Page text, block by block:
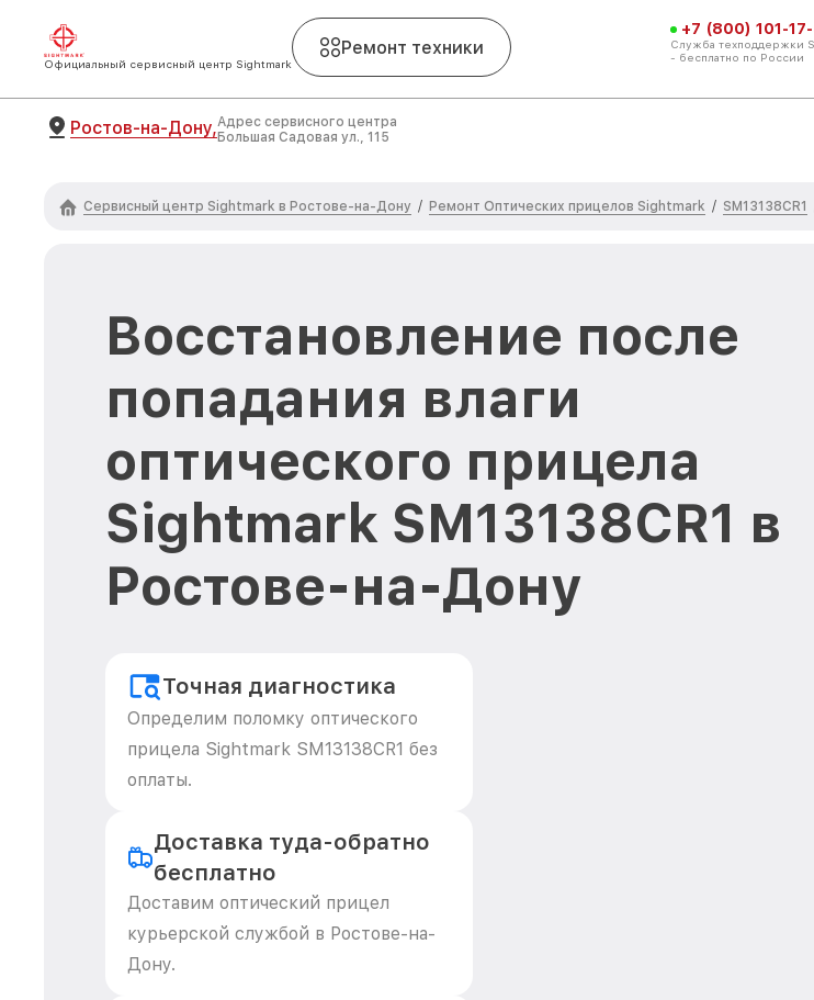
Официальный сервисный центр Sightmark
Ремонт техники
+7 (800) 101-
Служба техподдержки
- бесплатно по России
Ростов-на-Дону,Адрес сервисного центра
Большая Садовая ул., 115
Сервисный центр Sightmark в Ростове-на-Дону / Ремонт Оптических прицелов Sightmark / SM13138CR1
Восстановление после
попадания влаги
оптического прицела
Sightmark SM13138CR1 в
Ростове-на-Дону
Точная диагностика
Определим поломку оптического
прицела Sightmark SM13138CR1 без
оплаты.
Доставка туда-обратно
бесплатно
Доставим оптический прицел
курьерской службой в Ростове-на-
Дону.